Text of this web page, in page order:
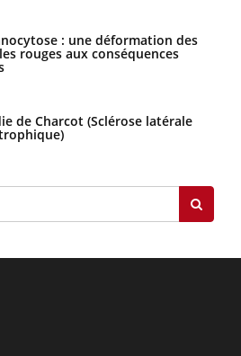
: une déformation des
rouges aux conséquences
de Charcot (Sclérose latérale